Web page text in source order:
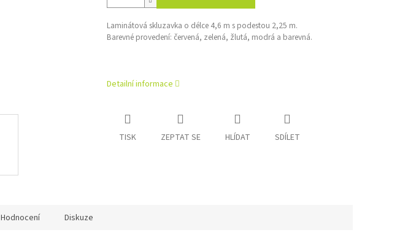
Laminátová skluzavka o délce 4,6 m s podestou 2,25 m.
Barevné provedení: červená, zelená, žlutá, modrá a barevná.
Detailní informace
TISK ZEPTAT SE HLÍDAT SDÍLET
Hodnocení Diskuze